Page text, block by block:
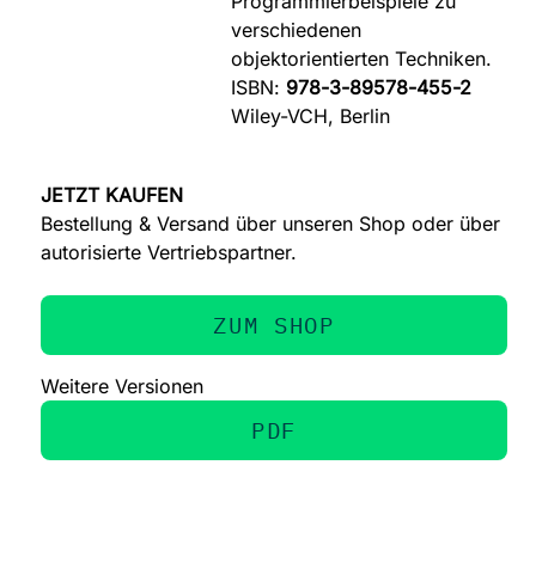
verschiedenen
objektorientierten Techniken.
ISBN: 978-3-89578-455-2
Wiley-VCH, Berlin
JETZT KAUFEN
Bestellung & Versand über unseren Shop oder über
autorisierte Vertriebspartner.
ZUM SHOP
Weitere Versionen
PDF